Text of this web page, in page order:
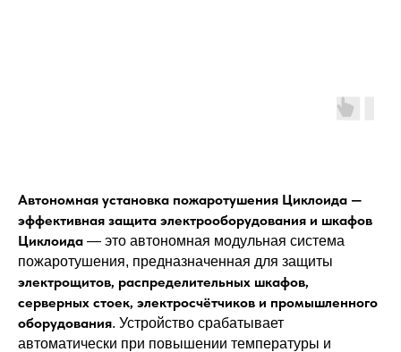
Автономная установка пожаротушения Циклоида —
эффективная защита электрооборудования и шкафов
Циклоида — это автономная модульная система
пожаротушения, предназначенная для защиты
электрощитов, распределительных шкафов,
серверных стоек, электросчётчиков и промышленного
оборудования. Устройство срабатывает
автоматически при повышении температуры и